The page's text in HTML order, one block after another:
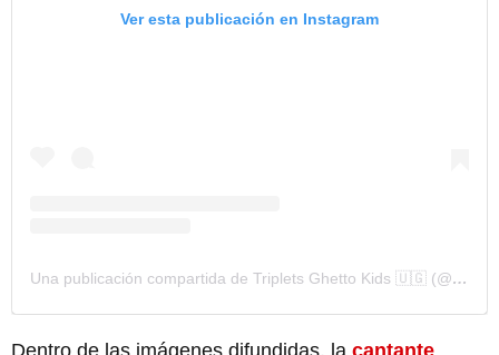
Ver esta publicación en Instagram
Una publicación compartida de Triplets Ghetto Kids 🇺🇬 (@ghettokids_tfug)